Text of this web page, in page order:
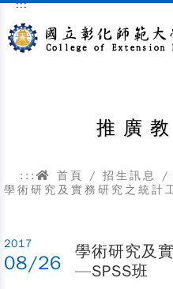
跳到主要內容區塊
:::
推廣
::: 首頁 / 招生訊息 /
學術研究及實務研究之統計
2017
08/26
學術研究及
—SPSS班